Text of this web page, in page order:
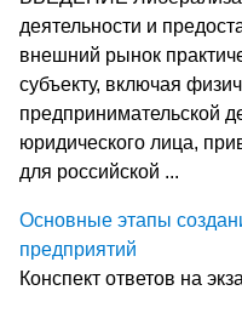
деятельности и
внешний рынок
субъекту, включая
предпринимательской
юридического лица,
для российской ...
Основные этапы
предприятий
Конспект ответов на